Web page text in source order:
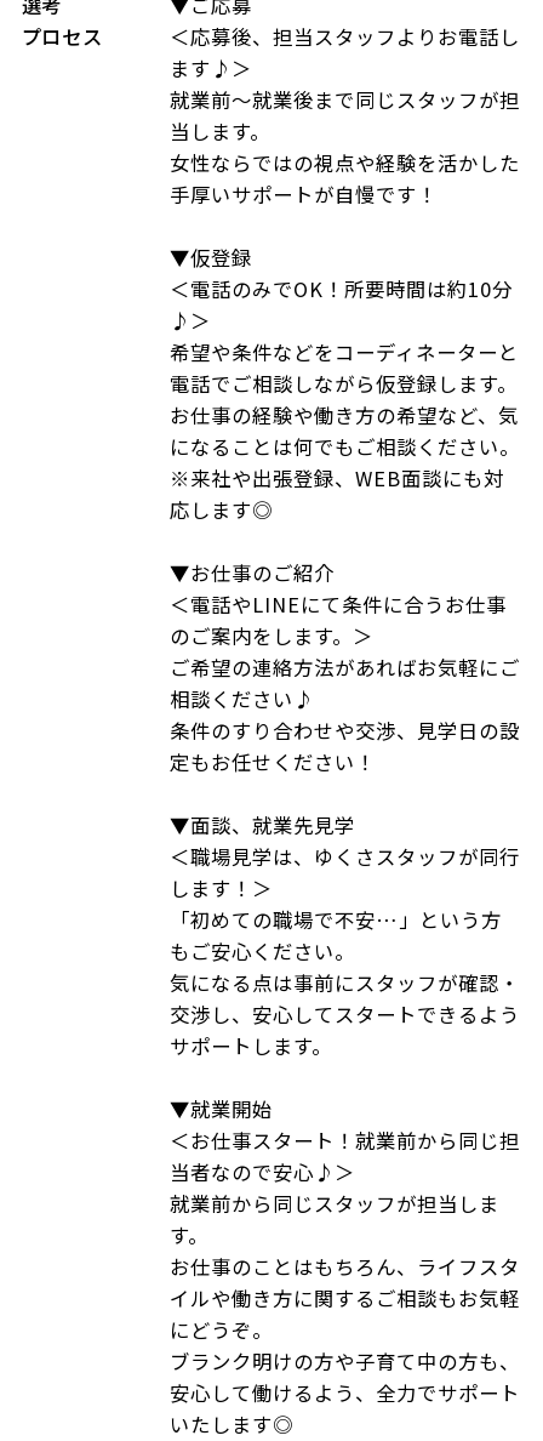
プロセス
＜応募後、担当スタッフよりお電話し
ます♪＞
就業前～就業後まで同じスタッフが担
当します。
女性ならではの視点や経験を活かした
手厚いサポートが自慢です！
▼仮登録
＜電話のみでOK！所要時間は約10分
♪＞
希望や条件などをコーディネーターと
電話でご相談しながら仮登録します。
お仕事の経験や働き方の希望など、気
になることは何でもご相談ください。
※来社や出張登録、WEB面談にも対
応します◎
▼お仕事のご紹介
＜電話やLINEにて条件に合うお仕事
のご案内をします。＞
ご希望の連絡方法があればお気軽にご
相談ください♪
条件のすり合わせや交渉、見学日の設
定もお任せください！
▼面談、就業先見学
＜職場見学は、ゆくさスタッフが同行
します！＞
「初めての職場で不安…」という方
もご安心ください。
気になる点は事前にスタッフが確認・
交渉し、安心してスタートできるよう
サポートします。
▼就業開始
＜お仕事スタート！就業前から同じ担
当者なので安心♪＞
就業前から同じスタッフが担当しま
す。
お仕事のことはもちろん、ライフスタ
イルや働き方に関するご相談もお気軽
にどうぞ。
ブランク明けの方や子育て中の方も、
安心して働けるよう、全力でサポート
いたします◎